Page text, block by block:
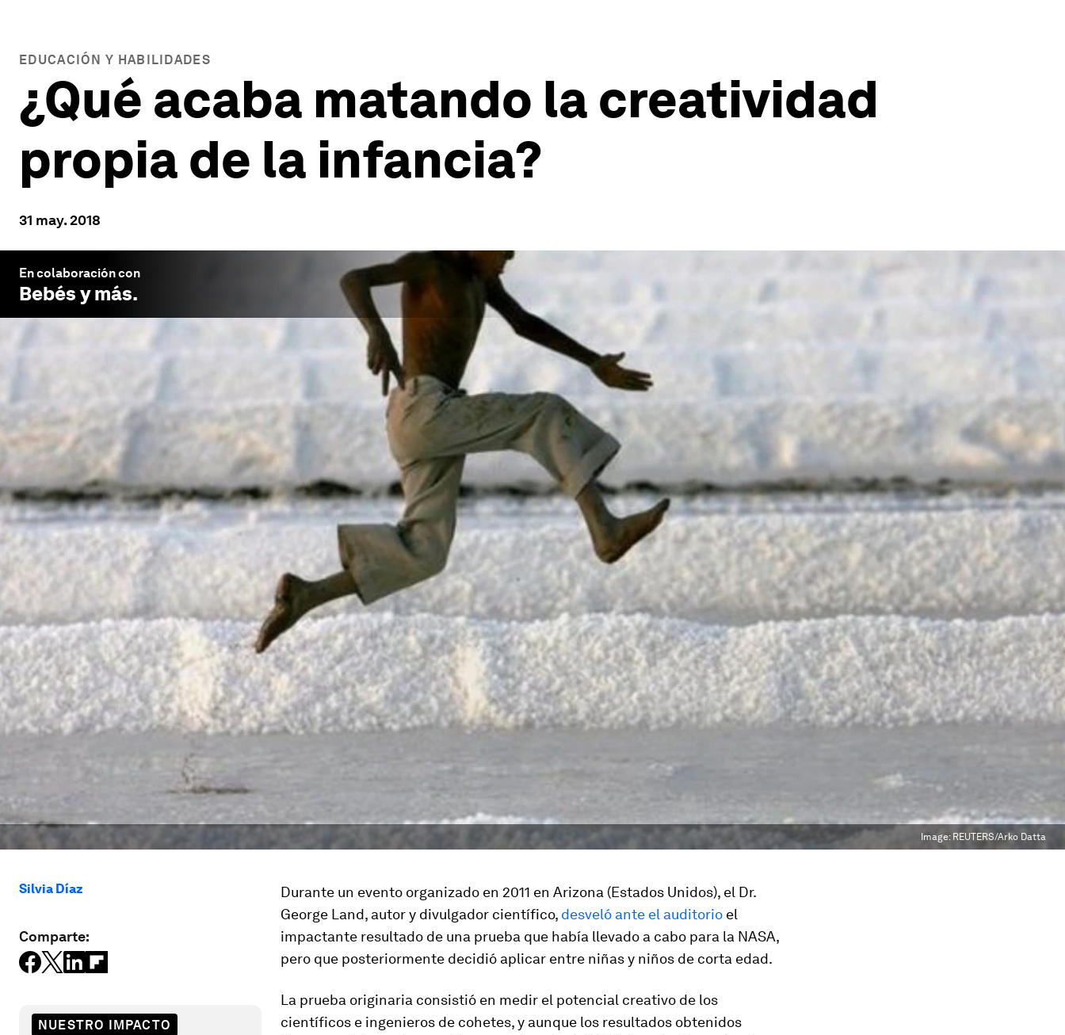
EDUCACIÓN Y HABILIDADES
¿Qué acaba matando la creatividad
propia de la infancia?
31 may. 2018
En colaboración con
Bebés y más.
Image: REUTERS/Arko Datta
Silvia Díaz
Comparte:
NUESTRO IMPACTO
Durante un evento organizado en 2011 en Arizona (Estados Unidos), el Dr.
George Land, autor y divulgador científico, desveló ante el auditorio el
impactante resultado de una prueba que había llevado a cabo para la NASA,
pero que posteriormente decidió aplicar entre niñas y niños de corta edad.
La prueba originaria consistió en medir el potencial creativo de los
científicos e ingenieros de cohetes, y aunque los resultados obtenidos